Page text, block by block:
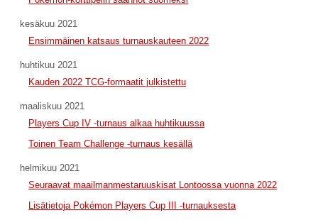
kesäkuu 2021
Ensimmäinen katsaus turnauskauteen 2022
huhtikuu 2021
Kauden 2022 TCG-formaatit julkistettu
maaliskuu 2021
Players Cup IV -turnaus alkaa huhtikuussa
Toinen Team Challenge -turnaus kesällä
helmikuu 2021
Seuraavat maailmanmestaruuskisat Lontoossa vuonna 2022
Lisätietoja Pokémon Players Cup III -turnauksesta